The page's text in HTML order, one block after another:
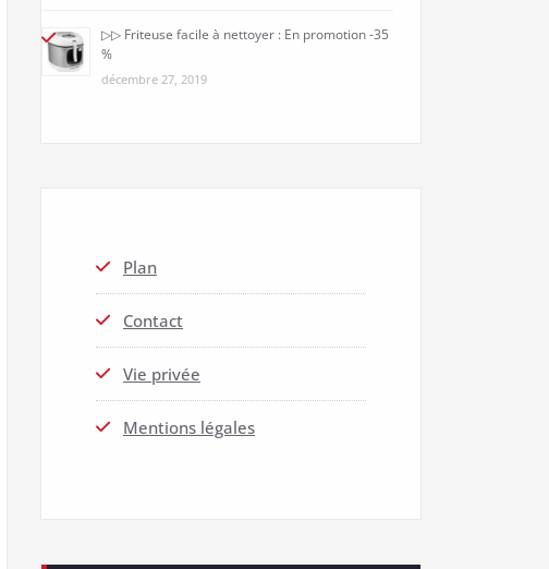
▷▷ Friteuse facile à nettoyer : En promotion -35
%
décembre 27, 2019
Plan
Contact
Vie privée
Mentions légales